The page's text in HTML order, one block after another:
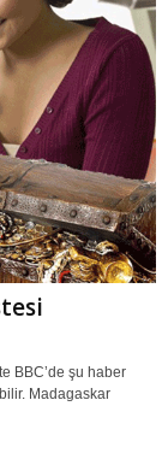
BBC’de şu haber
Madagaskar